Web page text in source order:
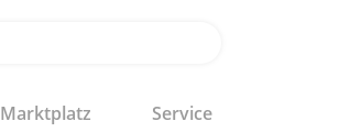
Marktplatz Service